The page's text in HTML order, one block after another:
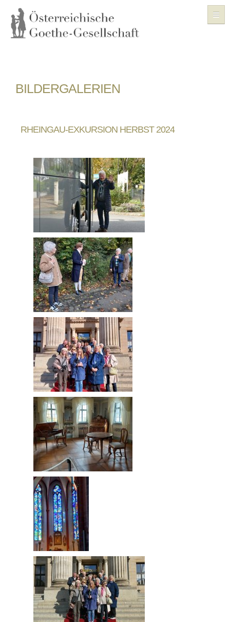
GESCHICHTE
FORSCHUNG
GOETHE-ZENTRUM
Bildergalerien
Vergangene Veranstaltungen
BILDERGALERIEN
RHEINGAU-EXKURSION HERBST 2024